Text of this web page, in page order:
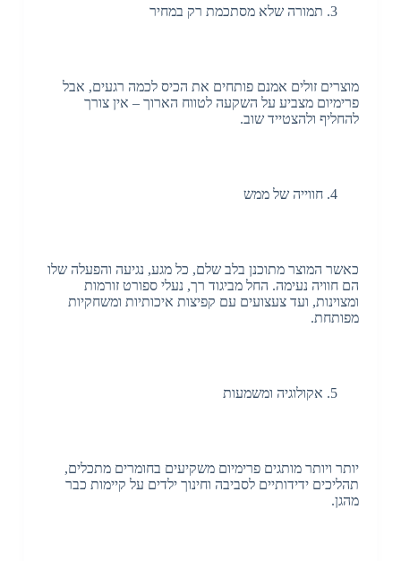
תמורה שלא מסתכמת רק במחיר
מוצרים זולים אמנם פותחים את הכיס לכמה רגעים, אבל
פרימיום מצביע על השקעה לטווח הארוך – אין צורך
להחליף ולהצטייד שוב.
חווייה של ממש
כאשר המוצר מתוכנן בלב שלם, כל מגע, נגיעה והפעלה שלו
הם חוויה נעימה. החל מביגוד רך, נעלי ספורט זורמות
ומצוינות, ועד צעצועים עם קפיצות איכותיות ומשחקיות
מפותחת.
אקולוגיה ומשמעות
יותר ויותר מותגים פרימיום משקיעים בחומרים מתכלים,
תהליכים ידידותיים לסביבה וחינוך ילדים על קיימות כבר
מהגן.